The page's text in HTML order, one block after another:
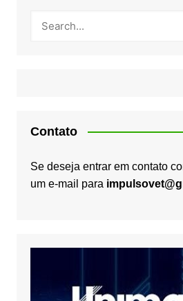
Contato
Se deseja entrar em contato
um e-mail para